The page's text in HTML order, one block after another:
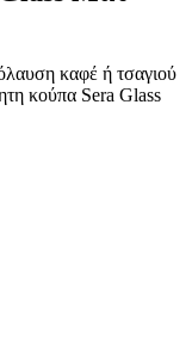
καφέ ή τσαγιού
κούπα Sera Glass